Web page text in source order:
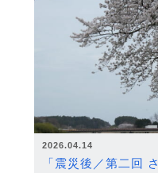
2026.04.14
「震災後／第二回